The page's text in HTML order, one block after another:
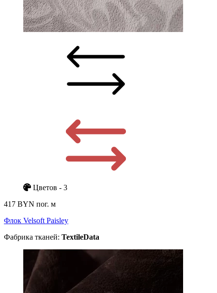
Цветов - 3
417 BYN пог. м
Флок Velsoft Paisley
Фабрика тканей: TextileData